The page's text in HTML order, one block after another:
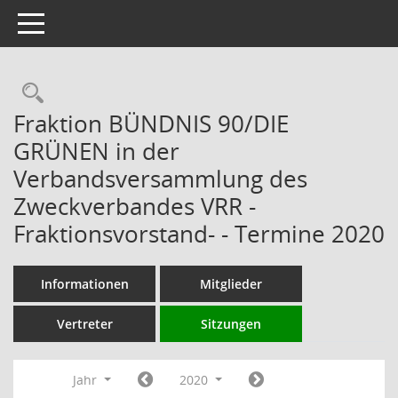
Toggle navigation
Rechercheauswahl
Fraktion BÜNDNIS 90/DIE
GRÜNEN in der
Verbandsversammlung des
Zweckverbandes VRR -
Fraktionsvorstand- - Termine 2020
Informationen Mitglieder
Vertreter Sitzungen
Jahr
2020